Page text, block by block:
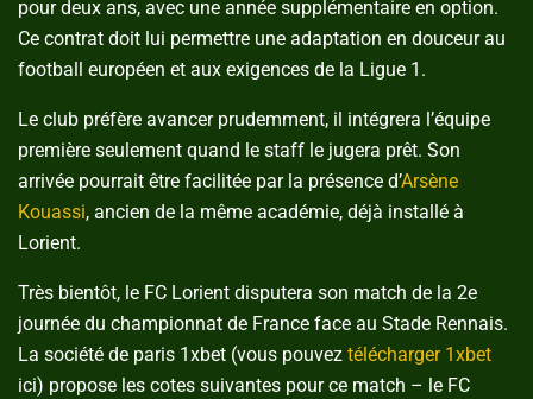
pour deux ans, avec une année supplémentaire en option.
Ce contrat doit lui permettre une adaptation en douceur au
football européen et aux exigences de la Ligue 1.
Le club préfère avancer prudemment, il intégrera l’équipe
première seulement quand le staff le jugera prêt. Son
arrivée pourrait être facilitée par la présence d’Arsène
Kouassi, ancien de la même académie, déjà installé à
Lorient.
Très bientôt, le FC Lorient disputera son match de la 2e
journée du championnat de France face au Stade Rennais.
La société de paris 1xbet (vous pouvez télécharger 1xbet
ici) propose les cotes suivantes pour ce match – le FC